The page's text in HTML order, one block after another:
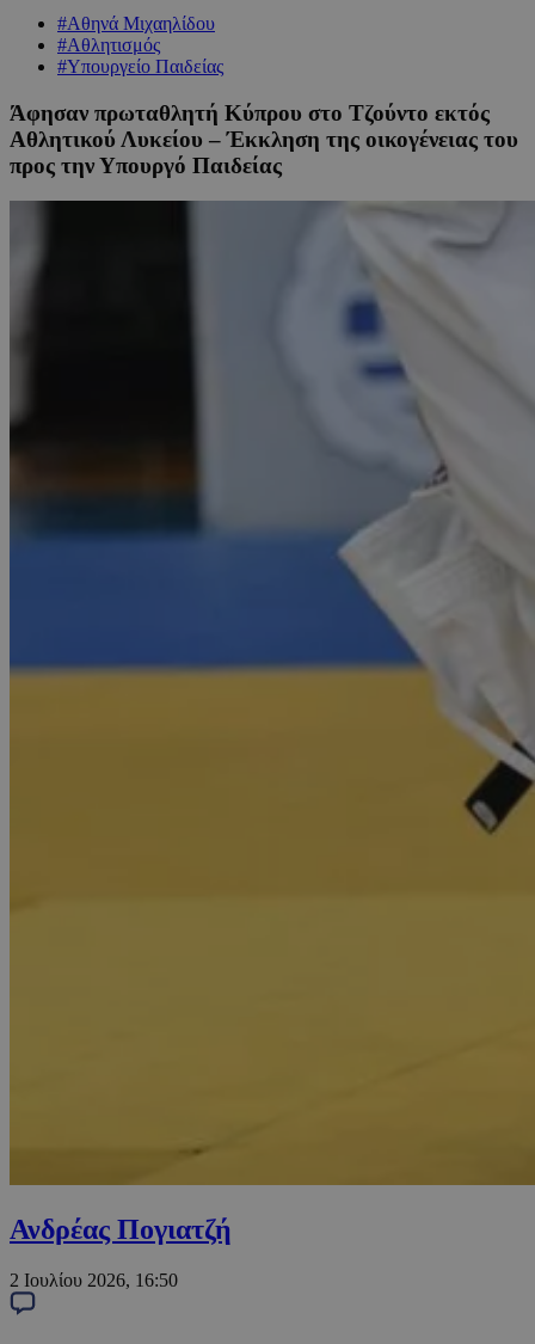
#Αθηνά Μιχαηλίδου
#Αθλητισμός
#Υπουργείο Παιδείας
Άφησαν πρωταθλητή Κύπρου στο Τζούντο εκτός
Αθλητικού Λυκείου – Έκκληση της οικογένειας του
προς την Υπουργό Παιδείας
Ανδρέας Πογιατζή
2 Ιουλίου 2026, 16:50